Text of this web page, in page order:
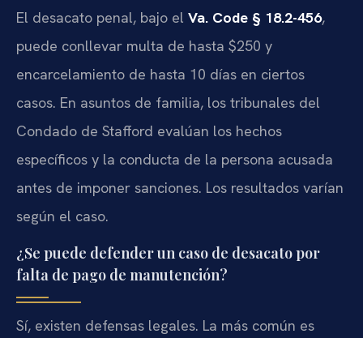
El desacato penal, bajo el Va. Code § 18.2-456,
puede conllevar multa de hasta $250 y
encarcelamiento de hasta 10 días en ciertos
casos. En asuntos de familia, los tribunales del
Condado de Stafford evalúan los hechos
específicos y la conducta de la persona acusada
antes de imponer sanciones. Los resultados varían
según el caso.
¿Se puede defender un caso de desacato por
falta de pago de manutención?
Sí, existen defensas legales. La más común es